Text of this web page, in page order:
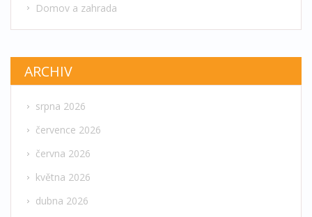
Domov a zahrada
ARCHIV
srpna 2026
července 2026
června 2026
května 2026
dubna 2026